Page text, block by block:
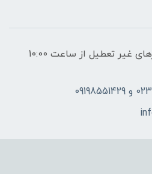
ساعات پاسخگویی: فقط روزهای غیر تعطیل از ساعت 10:00